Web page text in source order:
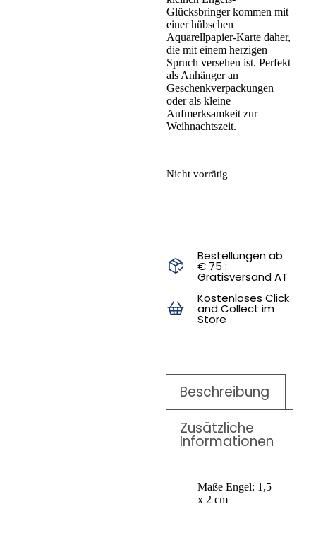
Glücksbringer kommen mit
einer hübschen
Aquarellpapier-Karte daher,
die mit einem herzigen
Spruch versehen ist. Perfekt
als Anhänger an
Geschenkverpackungen
oder als kleine
Aufmerksamkeit zur
Weihnachtszeit.
Nicht vorrätig
Bestellungen ab
€ 75 :
Gratisversand AT
Kostenloses Click
and Collect im
Store
Beschreibung
Zusätzliche
Informationen
Maße Engel: 1,5
x 2 cm